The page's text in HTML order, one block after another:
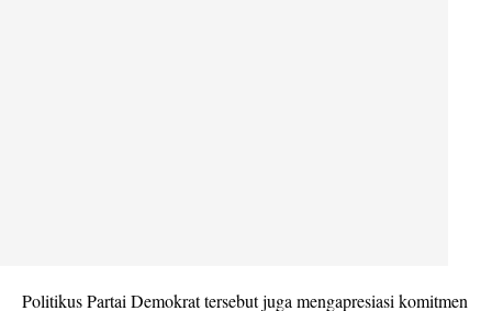
Politikus Partai Demokrat tersebut juga mengapresiasi komitmen